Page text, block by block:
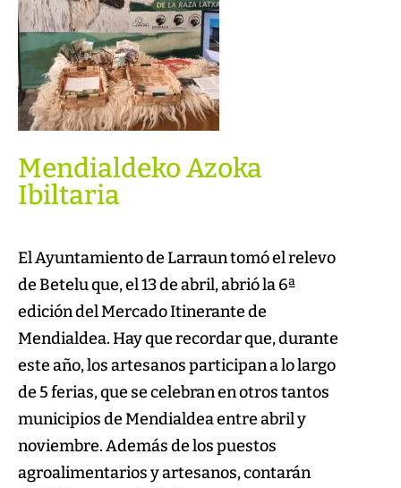
Mendialdeko Azoka
Ibiltaria
El Ayuntamiento de Larraun tomó el relevo
de Betelu que, el 13 de abril, abrió la 6ª
edición del Mercado Itinerante de
Mendialdea. Hay que recordar que, durante
este año, los artesanos participan a lo largo
de 5 ferias, que se celebran en otros tantos
municipios de Mendialdea entre abril y
noviembre. Además de los puestos
agroalimentarios y artesanos, contarán